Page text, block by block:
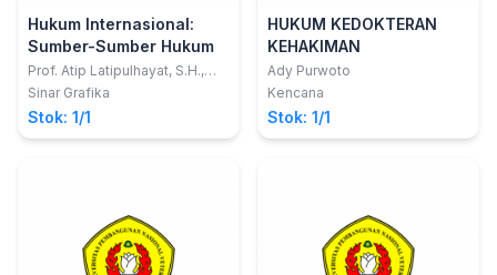
Hukum Internasional:
Sumber-Sumber Hukum
Prof. Atip Latipulhayat, S.H.,
LL.M., Ph.D
Sinar Grafika
Stok: 1/1
HUKUM KEDOKTERAN
KEHAKIMAN
Ady Purwoto
Kencana
Stok: 1/1